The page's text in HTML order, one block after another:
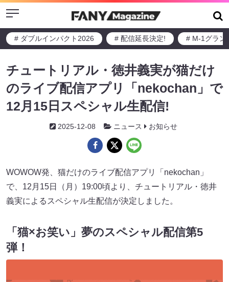
Menu
# ダブルインパクト2026 # 配信延長決定! # M-1グラン
チュートリアル・徳井義実が猫だけ
のライブ配信アプリ「nekochan」で
12月15日スペシャル生配信!
2025-12-08 ニュース お知らせ
WOWOW発、猫だけのライブ配信アプリ「nekochan」
で、12月15日（月）19:00頃より、チュートリアル・徳井
義実によるスペシャル生配信が決定しました。
「猫×お笑い」夢のスペシャル配信第5
弾！